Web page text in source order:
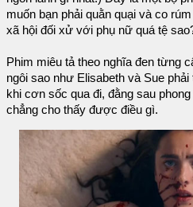
muốn bạn phải quằn quại và co
xã hội đối xử với phụ nữ quá tệ
Phim miêu tả theo nghĩa đen từng
ngôi sao như Elisabeth và Sue
khi cơn sốc qua đi, đằng sau
chẳng cho thấy được điều gì.